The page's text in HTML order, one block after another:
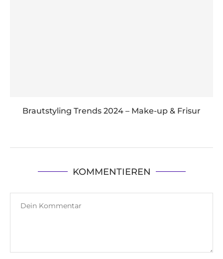
Brautstyling Trends 2024 – Make-up & Frisur
KOMMENTIEREN